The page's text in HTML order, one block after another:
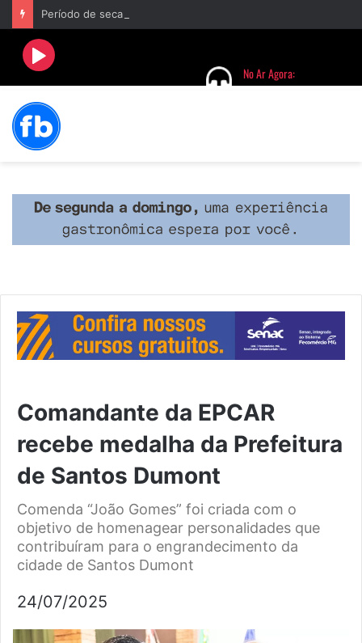
Comandante da EPCAR
recebe medalha da Prefeitura
de Santos Dumont
Comenda “João Gomes” foi criada com o
objetivo de homenagear personalidades que
contribuíram para o engrandecimento da
cidade de Santos Dumont
24/07/2025